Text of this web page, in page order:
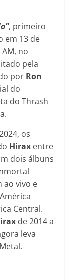
, primeiro
em 13 de
no
pela
por Ron
do
do Thrash
os
Hirax entre
dois álbuns
ao vivo e
Central.
de 2014 a
leva